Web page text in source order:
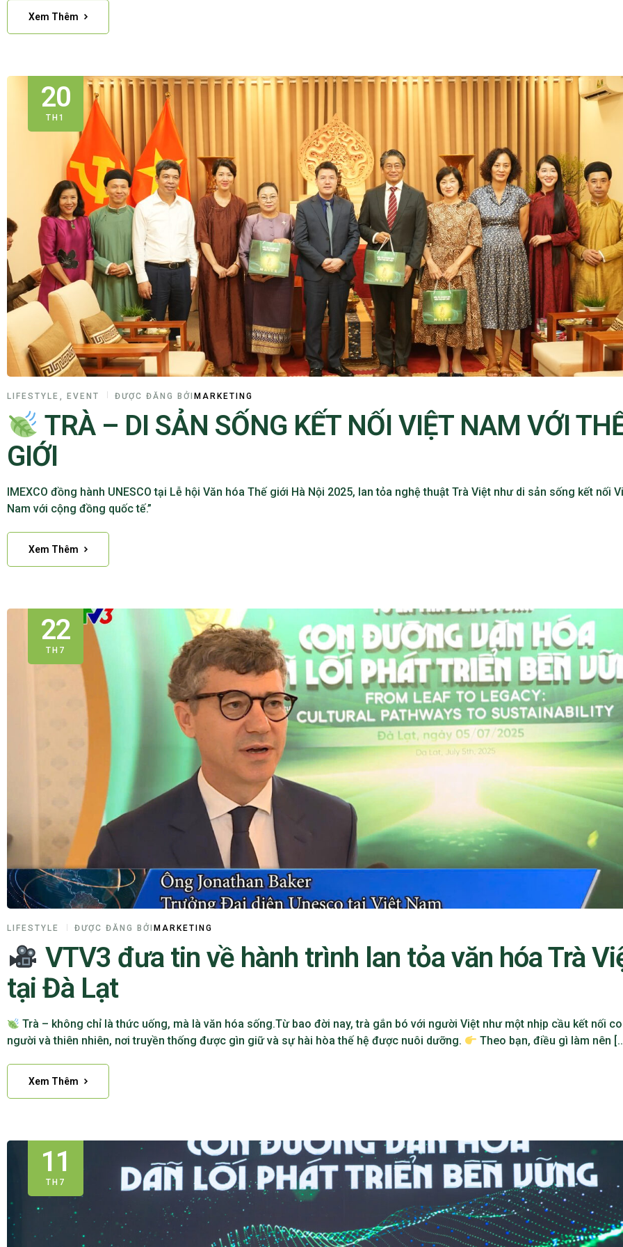
Xem Thêm
20
TH1
LIFESTYLE , EVENT ĐƯỢC ĐĂNG BỞI MARKETING
TRÀ – DI SẢN SỐNG KẾT NỐI VIỆT NAM VỚI
GIỚI
IMEXCO đồng hành UNESCO tại Lễ hội Văn hóa Thế giới Hà Nội 2025, lan tỏa nghệ thuật Trà Việt như di sản sống kết nối
Nam với cộng đồng quốc tế.”
Xem Thêm
22
TH7
LIFESTYLE ĐƯỢC ĐĂNG BỞI MARKETING
VTV3 đưa tin về hành trình lan tỏa văn hóa Trà
tại Đà Lạt
Trà – không chỉ là thức uống, mà là văn hóa sống.Từ bao đời nay, trà gắn bó với người Việt như một nhịp cầu kết nối
người và thiên nhiên, nơi truyền thống được gìn giữ và sự hài hòa thế hệ được nuôi dưỡng.
Theo bạn, điều gì làm nên
Xem Thêm
11
TH7